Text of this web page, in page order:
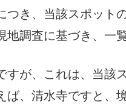
つき、当該スポット
地調査に基づき、一
すが、これは、当該
ば、清水寺ですと、